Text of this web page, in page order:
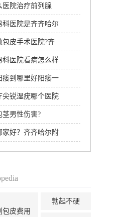
医院
医院治疗前列腺
科医院是齐齐哈尔
皮手术医院?齐
科医院看病怎么样
痿到哪里好阳痿一
治好?
尖锐湿疣哪个医院
男科医院
茎男性伤害?
家好？齐齐哈尔附
包皮费用
勃起不硬